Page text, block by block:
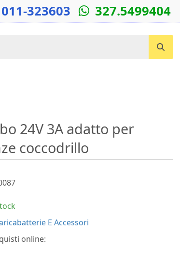
011-323603 327.5499404
Cerca un prodotto...
24V 3A adatto per
coccodrillo
E Accessori
online: